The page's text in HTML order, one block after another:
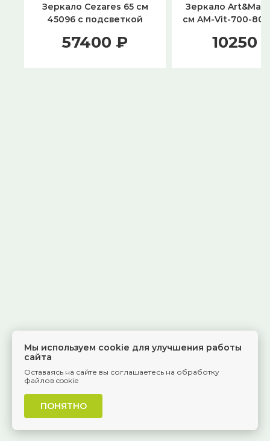
Зеркало Cezares 65 см
45096 с подсветкой
57400 ₽
Зеркало Art&Max
см AM-Vit-700-
10250
Мы используем cookie для улучшения работы
сайта
Оставаясь на сайте вы соглашаетесь на обработку
файлов cookie
ПОНЯТНО